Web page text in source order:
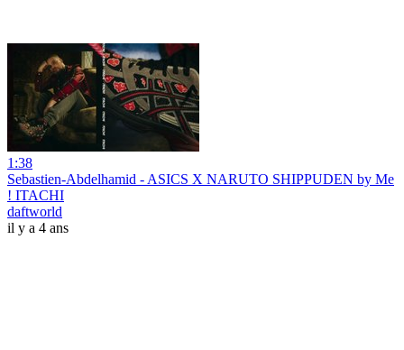
1:38
Sebastien-Abdelhamid - ASICS X NARUTO SHIPPUDEN by Me
! ITACHI
daftworld
il y a 4 ans